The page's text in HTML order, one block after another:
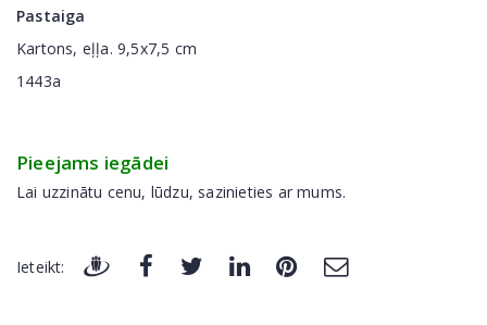
Pastaiga
Kartons, eļļa. 9,5x7,5 cm
1443a
Pieejams iegādei
Lai uzzinātu cenu, lūdzu, sazinieties ar mums.
Ieteikt: